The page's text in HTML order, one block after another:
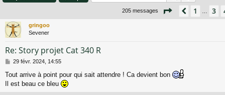
205 messages Page 5sur 14
Précédent
1 3
gringoo
Sevener
Re: Story projet Cat 340 R
M
s
s
29 févr. 2024, 14:55
Tout arrive à point pour qui sait attendre ! Ca devient bon
Il est beau ce bleu